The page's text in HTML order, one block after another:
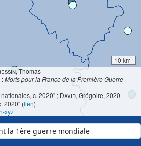
10 km
, Thomas
:Morts pour la France de la Première Guerre
c. 2020" ; David, Grégoire, 2020.
2020" (lien)
xyz